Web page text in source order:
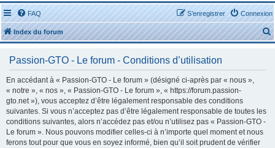
FAQ Connexion
S’enregistrer
Index du forum
e
Passion-GTO - Le forum - Conditions d’utilisation
En accédant à « Passion-GTO - Le forum » (désigné ci-après par « nous »,
« notre », « nos », « Passion-GTO - Le forum », « https://forum.passion-
gto.net »), vous acceptez d’être légalement responsable des conditions
suivantes. Si vous n’acceptez pas d’être légalement responsable de toutes les
conditions suivantes, alors n’accédez pas et/ou n’utilisez pas « Passion-GTO -
Le forum ». Nous pouvons modifier celles-ci à n’importe quel moment et nous
ferons tout pour que vous en soyez informé, bien qu’il soit prudent de vérifier